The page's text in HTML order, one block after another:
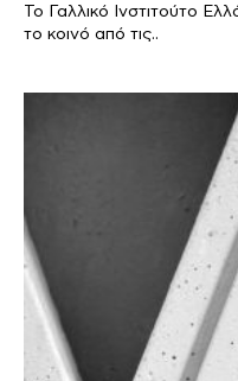
Το Γαλλικό Ινστιτούτο
το κοινό από τις..